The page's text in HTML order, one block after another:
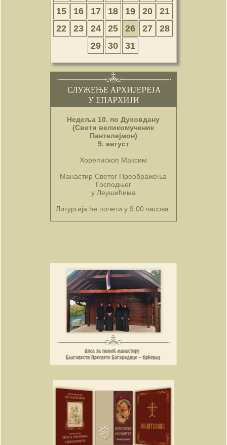
15
16 17 18 19 20
21
22
23 24 25 26 27
28
29
30 31
Недеља 10. по Духовдану
(Свети великомученик
Пантелејмон)
9. август
Хорепископ Максим
Манастир Светог Преображења
Господњег
у Леушићима
Литургија ће почети у 9.00 часова.